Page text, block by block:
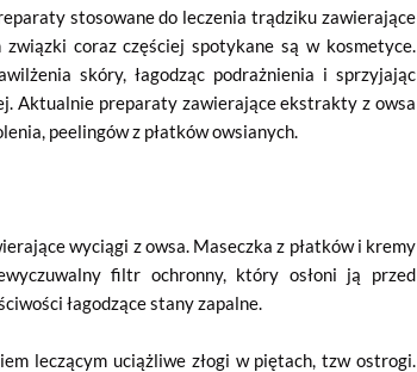
stosowane do leczenia trądziku zawierające
coraz częściej spotykane są w kosmetyce.
skóry, łagodząc podrażnienia i sprzyjając
Aktualnie preparaty zawierające ekstrakty z owsa
peelingów z płatków owsianych.
wyciągi z owsa. Maseczka z płatków i kremy
filtr ochronny, który osłoni ją przed
łagodzące stany zapalne.
leczącym uciążliwe złogi w piętach, tzw ostrogi.